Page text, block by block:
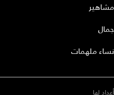
مشاهير
جمال
نساء ملهمات
أعداد لها